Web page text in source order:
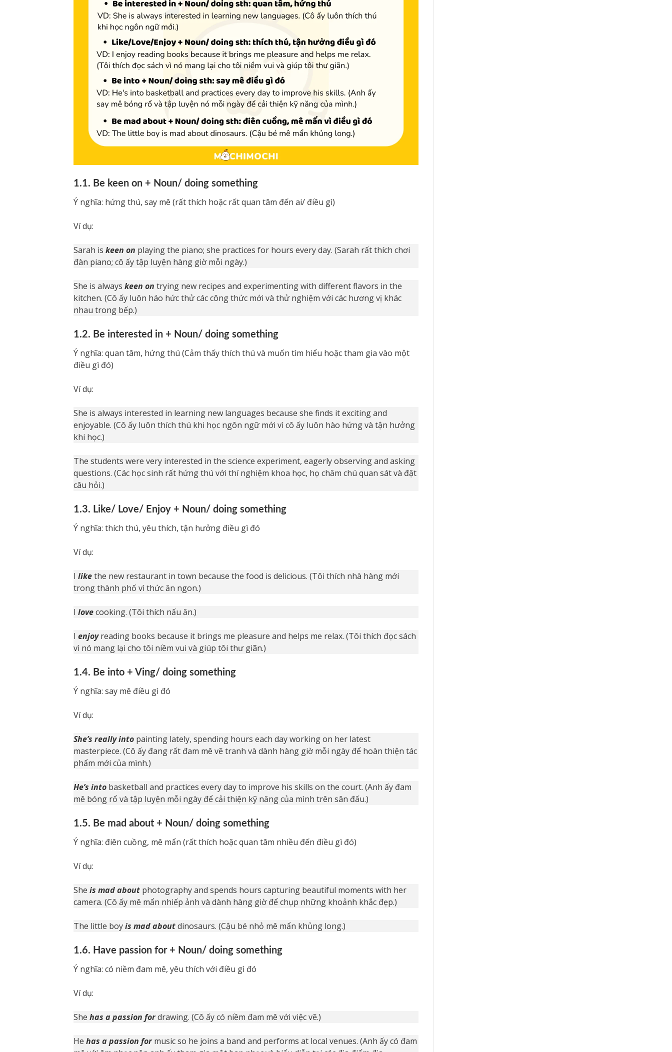
1.1. Be keen on + Noun/ doing something
Ý nghĩa: hứng thú, say mê (rất thích hoặc rất quan tâm đến ai/ điều gì)
Ví dụ:
Sarah is keen on playing the piano; she practices for hours every day. (Sarah rất thích chơi
đàn piano; cô ấy tập luyện hàng giờ mỗi ngày.)
She is always keen on trying new recipes and experimenting with different flavors in the
kitchen. (Cô ấy luôn háo hức thử các công thức mới và thử nghiệm với các hương vị khác
nhau trong bếp.)
1.2. Be interested in + Noun/ doing something
Ý nghĩa: quan tâm, hứng thú (Cảm thấy thích thú và muốn tìm hiểu hoặc tham gia vào một
điều gì đó)
Ví dụ:
She is always interested in learning new languages because she finds it exciting and
enjoyable. (Cô ấy luôn thích thú khi học ngôn ngữ mới vì cô ấy luôn hào hứng và tận hưởng
khi học.)
The students were very interested in the science experiment, eagerly observing and asking
questions. (Các học sinh rất hứng thú với thí nghiệm khoa học, họ chăm chú quan sát và đặt
câu hỏi.)
1.3. Like/ Love/ Enjoy + Noun/ doing something
Ý nghĩa: thích thú, yêu thích, tận hưởng điều gì đó
Ví dụ:
I likethe new restaurant in town because the food is delicious. (Tôi thích nhà hàng mới
trong thành phố vì thức ăn ngon.)
I lovecooking. (Tôi thích nấu ăn.)
I enjoyreading books because it brings me pleasure and helps me relax. (Tôi thích đọc sách
vì nó mang lại cho tôi niềm vui và giúp tôi thư giãn.)
1.4. Be into + Ving/ doing something
Ý nghĩa: say mê điều gì đó
Ví dụ:
She’s really into painting lately, spending hours each day working on her latest
masterpiece. (Cô ấy đang rất đam mê vẽ tranh và dành hàng giờ mỗi ngày để hoàn thiện tác
phẩm mới của mình.)
He’s into basketball and practices every day to improve his skills on the court. (Anh ấy đam
mê bóng rổ và tập luyện mỗi ngày để cải thiện kỹ năng của mình trên sân đấu.)
1.5. Be mad about + Noun/ doing something
Ý nghĩa: điên cuồng, mê mẩn (rất thích hoặc quan tâm nhiều đến điều gì đó)
Ví dụ:
She is mad about photography and spends hours capturing beautiful moments with her
camera. (Cô ấy mê mẩn nhiếp ảnh và dành hàng giờ để chụp những khoảnh khắc đẹp.)
The little boyis mad aboutdinosaurs. (Cậu bé nhỏ mê mẩn khủng long.)
1.6. Have passion for + Noun/ doing something
Ý nghĩa: có niềm đam mê, yêu thích với điều gì đó
Ví dụ:
She has a passion fordrawing. (Cô ấy có niềm đam mê với việc vẽ.)
He has a passion formusic so he joins a band and performs at local venues. (Anh ấy có đam